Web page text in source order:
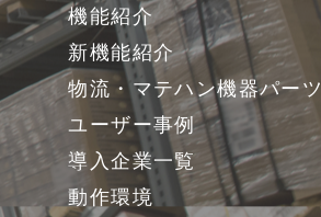
機能紹介
新機能紹介
物流・マテハン機器パーツ
ユーザー事例
導入企業一覧
動作環境